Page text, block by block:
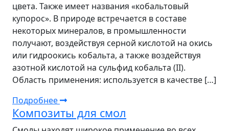
цвета. Также имеет названия «кобальтовый
купорос». В природе встречается в составе
некоторых минералов, в промышленности
получают, воздействуя серной кислотой на окись
или гидроокись кобальта, а также воздействуя
азотной кислотой на сульфид кобальта (II).
Область применения: используется в качестве […]
Подробнее
Композиты для смол